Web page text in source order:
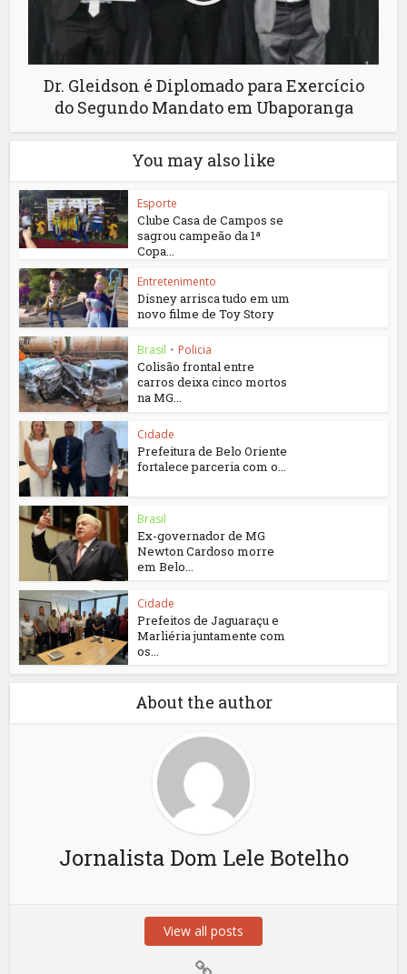
Dr. Gleidson é Diplomado para Exercício
do Segundo Mandato em Ubaporanga
You may also like
Esporte
Clube Casa de Campos se
sagrou campeão da 1ª
Copa...
Entretenimento
Disney arrisca tudo em um
novo filme de Toy Story
Brasil • Policia
Colisão frontal entre
carros deixa cinco mortos
na MG...
Cidade
Prefeitura de Belo Oriente
fortalece parceria com o...
Brasil
Ex-governador de MG
Newton Cardoso morre
em Belo...
Cidade
Prefeitos de Jaguaraçu e
Marliéria juntamente com
os...
About the author
Jornalista Dom Lele Botelho
View all posts